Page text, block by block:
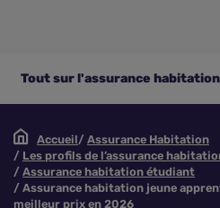
Tout sur l'assurance habitation
Accueil
Assurance Habitation
Les profils de l’assurance
Assurance habitation étudiant
Assurance habitation jeune
meilleur prix en 2026